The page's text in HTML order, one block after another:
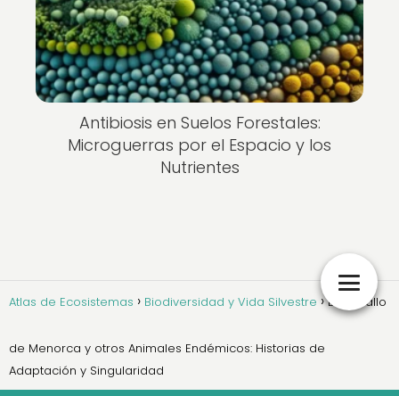
Antibiosis en Suelos Forestales:
Microguerras por el Espacio y los
Nutrientes
Atlas de Ecosistemas Biodiversidad y Vida Silvestre El Caballo
de Menorca y otros Animales Endémicos: Historias de
Adaptación y Singularidad